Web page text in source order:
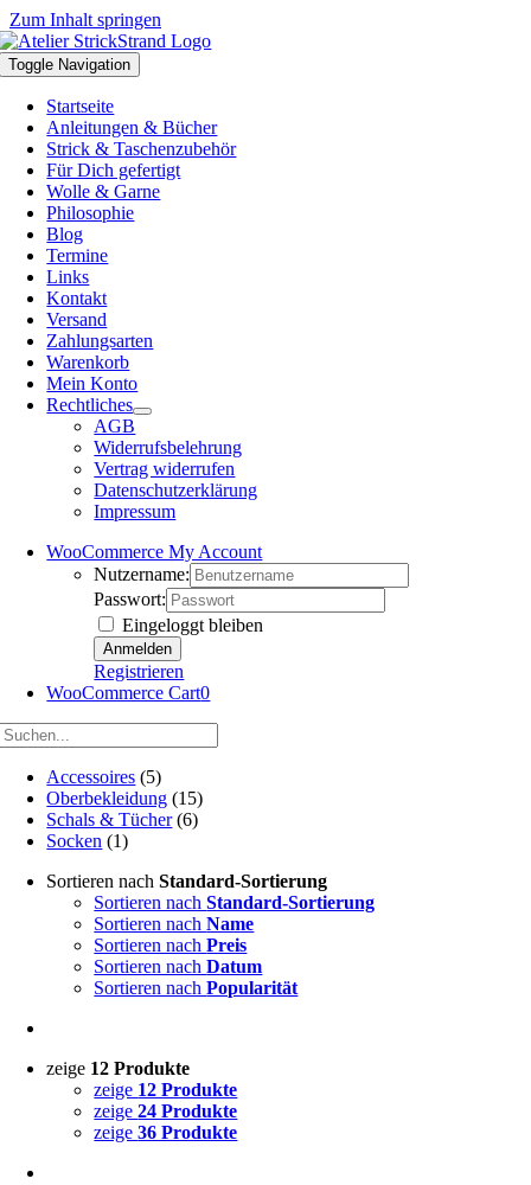
Zum Inhalt springen
Toggle Navigation
Startseite
Anleitungen & Bücher
Strick & Taschenzubehör
Für Dich gefertigt
Wolle & Garne
Philosophie
Blog
Termine
Links
Kontakt
Versand
Zahlungsarten
Warenkorb
Mein Konto
Rechtliches
AGB
Widerrufsbelehrung
Vertrag widerrufen
Datenschutzerklärung
Impressum
WooCommerce My Account
Nutzername:
Passwort:
Eingeloggt bleiben
Registrieren
WooCommerce Cart0
Accessoires (5)
Oberbekleidung (15)
Schals & Tücher (6)
Socken (1)
Sortieren nachStandard-Sortierung
Sortieren nachStandard-Sortierung
Sortieren nachName
Sortieren nachPreis
Sortieren nachDatum
Sortieren nachPopularität
zeige 12 Produkte
zeige 12 Produkte
zeige24 Produkte
zeige36 Produkte